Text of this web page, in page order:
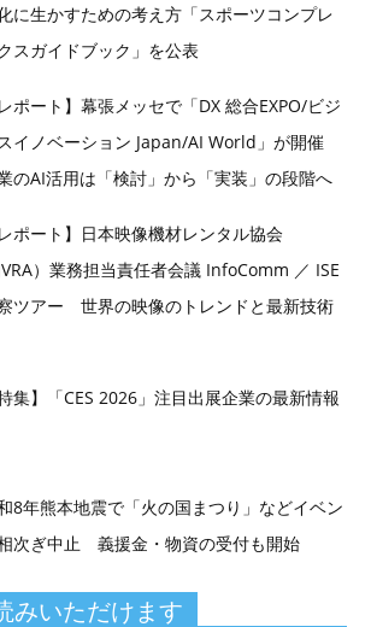
に生かすための考え方「スポーツコンプレ
スガイドブック」を公表
レポート】幕張メッセで「DX 総合EXPO/ビジ
イノベーション Japan/AI World」が開催
のAI活用は「検討」から「実装」の段階へ
レポート】日本映像機材レンタル協会
JVRA）業務担当責任者会議 InfoComm ／ ISE
ツアー 世界の映像のトレンドと最新技術
特集】「CES 2026」注目出展企業の最新情報
8年熊本地震で「火の国まつり」などイベン
次ぎ中止 義援金・物資の受付も開始
みいただけます